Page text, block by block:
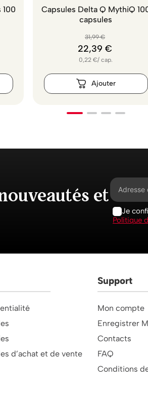
100
Capsules Delta Q MythiQ
capsules
31,99 €
22,39 €
0,22 €/cap.
et
Je
Politique
d’achat et de vente
Support
Mon compte
Enregistrer
Contacts
FAQ
Conditions